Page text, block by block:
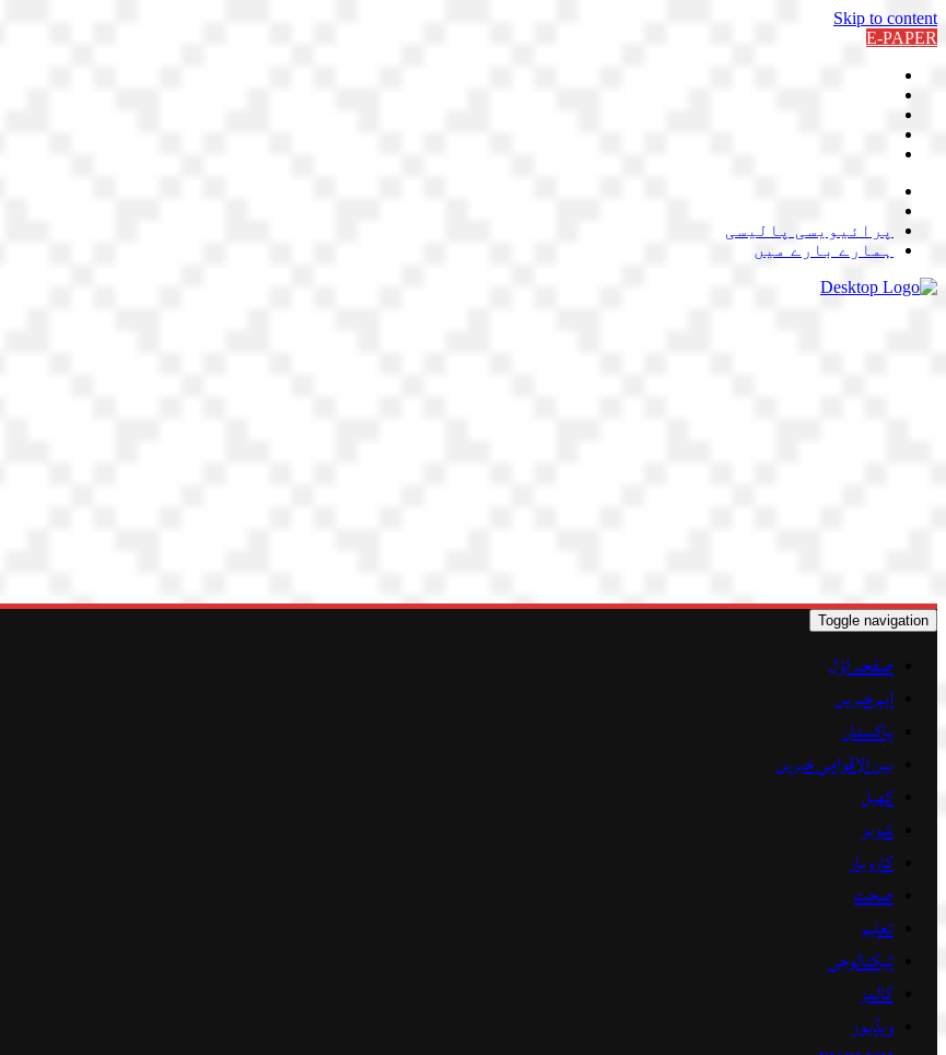
Skip to content
E-PAPER
پرائیویسی پالیسی
ہمارے بارے میں
Toggle navigation
صفحہ اوّل
اہم خبریں
پاکستان
بین الاقوامی خبریں
کھیل
شوبز
کاروبار
صحت
تعلیم
ٹیکنالوجی
کالمز
ویڈیوز